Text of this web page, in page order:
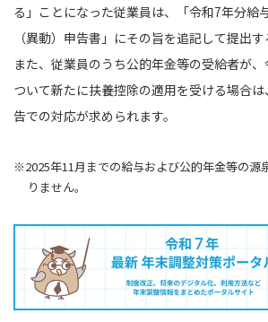
る」ことになった従業員は、「令和7年分給
（異動）申告書」にその旨を追記して提出す
また、従業員のうち公的年金等の受給者が
ついて新たに扶養控除の適用を受ける場合
告での対応が求められます。
※2025年11月までの給与および公的年金等の源
りません。